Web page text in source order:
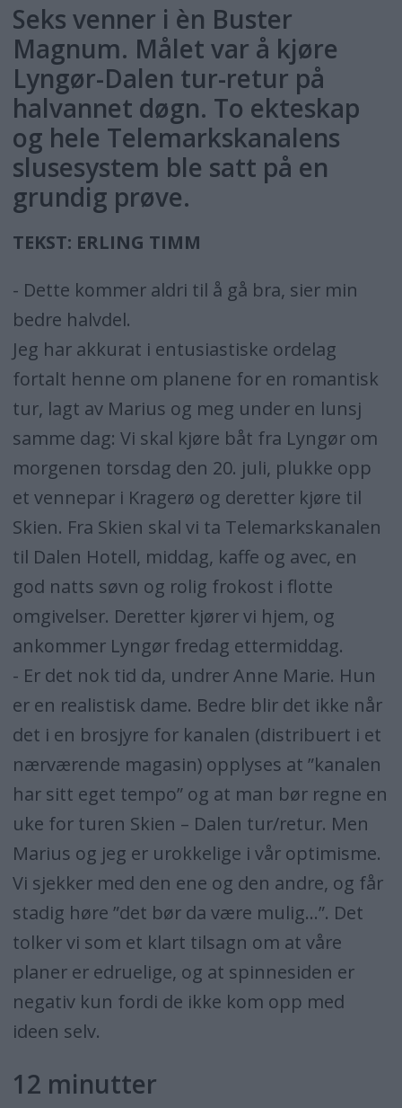
Seks venner i èn Buster
Magnum. Målet var å kjøre
Lyngør-Dalen tur-retur på
halvannet døgn. To ekteskap
og hele Telemarkskanalens
slusesystem ble satt på en
grundig prøve.
TEKST: ERLING TIMM
- Dette kommer aldri til å gå bra, sier min
bedre halvdel.
Jeg har akkurat i entusiastiske ordelag
fortalt henne om planene for en romantisk
tur, lagt av Marius og meg under en lunsj
samme dag: Vi skal kjøre båt fra Lyngør om
morgenen torsdag den 20. juli, plukke opp
et vennepar i Kragerø og deretter kjøre til
Skien. Fra Skien skal vi ta Telemarkskanalen
til Dalen Hotell, middag, kaffe og avec, en
god natts søvn og rolig frokost i flotte
omgivelser. Deretter kjører vi hjem, og
ankommer Lyngør fredag ettermiddag.
- Er det nok tid da, undrer Anne Marie. Hun
er en realistisk dame. Bedre blir det ikke når
det i en brosjyre for kanalen (distribuert i et
nærværende magasin) opplyses at ”kanalen
har sitt eget tempo” og at man bør regne en
uke for turen Skien – Dalen tur/retur. Men
Marius og jeg er urokkelige i vår optimisme.
Vi sjekker med den ene og den andre, og får
stadig høre ”det bør da være mulig…”. Det
tolker vi som et klart tilsagn om at våre
planer er edruelige, og at spinnesiden er
negativ kun fordi de ikke kom opp med
ideen selv.
12 minutter